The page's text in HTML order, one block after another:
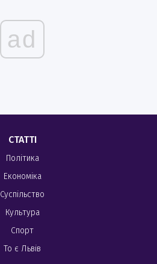
ad
СТАТТІ
Політика
Економіка
Суспільство
Культура
Спорт
То є Львів